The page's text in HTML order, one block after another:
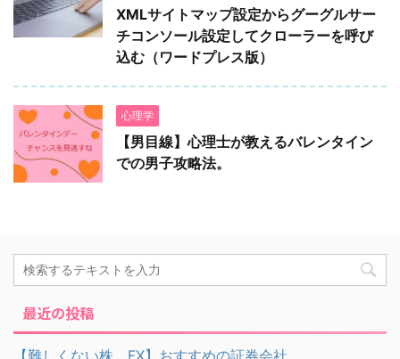
XMLサイトマップ設定からグーグルサー
チコンソール設定してクローラーを呼び
込む（ワードプレス版）
心理学
【男目線】心理士が教えるバレンタイン
での男子攻略法。
最近の投稿
【難しくない株、FX】おすすめの証券会社